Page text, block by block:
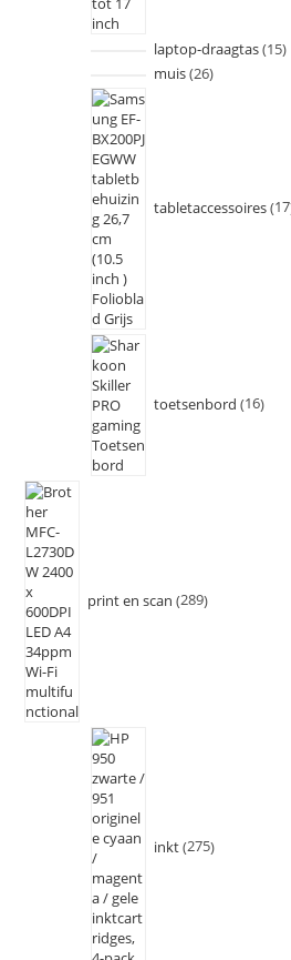
laptop-draagtas 15
muis 26
tabletaccessoires 17
toetsenbord 16
print en scan 289
inkt 275